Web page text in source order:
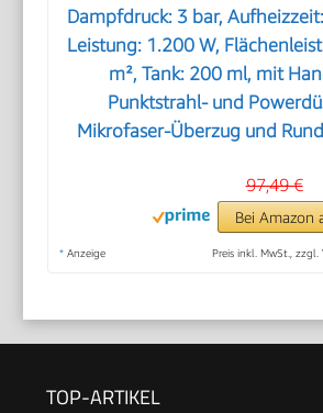
Dampfdruck: 3 bar,
Leistung: 1.200 W,
m², Tank: 200 ml, mit
Punktstrahl- und
Mikrofaser-Überzug und
97,49 €
Bei Amazon
* Anzeige Preis inkl. MwSt., zzgl.
TOP-ARTIKEL